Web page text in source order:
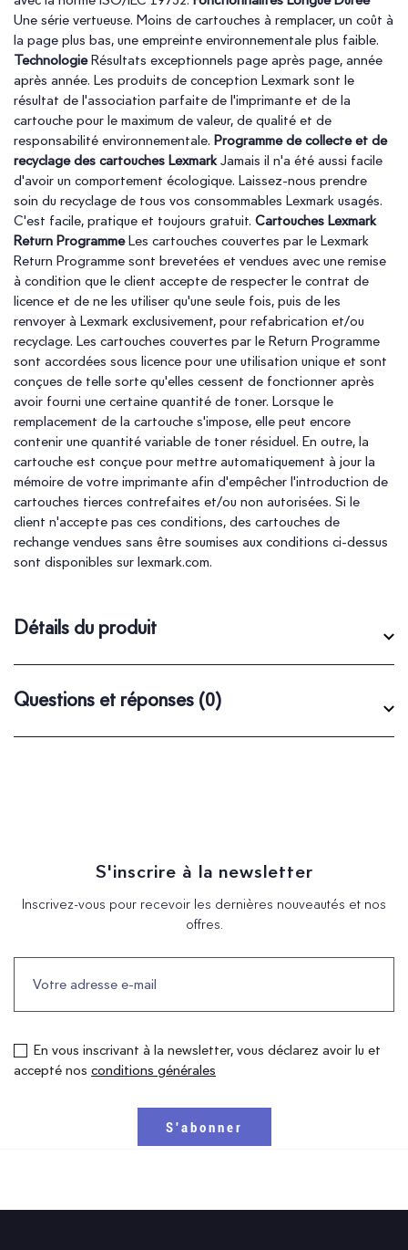
Une série vertueuse. Moins de cartouches à remplacer, un coût à
la page plus bas, une empreinte environnementale plus faible.
TechnologieRésultats exceptionnels page après page, année
après année. Les produits de conception Lexmark sont le
résultat de l'association parfaite de l'imprimante et de la
cartouche pour le maximum de valeur, de qualité et de
responsabilité environnementale. Programme de collecte et de
recyclage des cartouches LexmarkJamais il n'a été aussi facile
d'avoir un comportement écologique. Laissez-nous prendre
soin du recyclage de tous vos consommables Lexmark usagés.
C'est facile, pratique et toujours gratuit. Cartouches Lexmark
Return ProgrammeLes cartouches couvertes par le Lexmark
Return Programme sont brevetées et vendues avec une remise
à condition que le client accepte de respecter le contrat de
licence et de ne les utiliser qu'une seule fois, puis de les
renvoyer à Lexmark exclusivement, pour refabrication et/ou
recyclage. Les cartouches couvertes par le Return Programme
sont accordées sous licence pour une utilisation unique et sont
conçues de telle sorte qu'elles cessent de fonctionner après
avoir fourni une certaine quantité de toner. Lorsque le
remplacement de la cartouche s'impose, elle peut encore
contenir une quantité variable de toner résiduel. En outre, la
cartouche est conçue pour mettre automatiquement à jour la
mémoire de votre imprimante afin d'empêcher l'introduction de
cartouches tierces contrefaites et/ou non autorisées. Si le
client n'accepte pas ces conditions, des cartouches de
rechange vendues sans être soumises aux conditions ci-dessus
sont disponibles sur lexmark.com.
Détails du produit
Questions et réponses (0)
S'inscrire à la newsletter
Inscrivez-vous pour recevoir les dernières nouveautés et nos
offres.
En vous inscrivant à la newsletter, vous déclarez avoir lu et
accepté nos conditions générales